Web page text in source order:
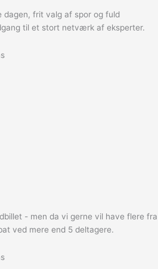
dagen, frit valg af spor og fuld
til et stort netværk af eksperter.
- men da vi gerne vil have flere fra
ved mere end 5 deltagere.